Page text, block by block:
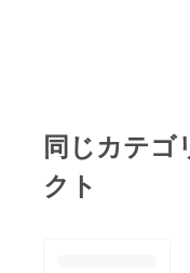
スで我々を
たら、お
同じカテゴ
クト